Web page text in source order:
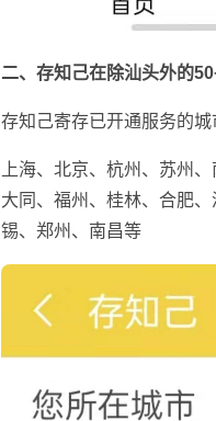
二、存知己在除汕头外的
存知己寄存已开通服务的城
上海、北京、杭州、苏州
大同、福州、桂林、合肥
锡、郑州、南昌等